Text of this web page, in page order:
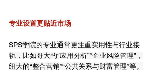
专业设置更贴近市场
SPS学院的专业通常更注重实用性与行业接
轨，比如哥大的“应用分析”“企业风险管理”，
纽大的“整合营销”“公共关系与财富管理”等。